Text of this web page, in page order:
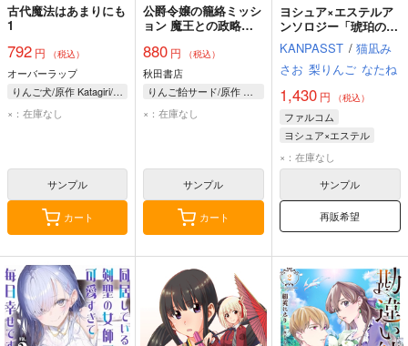
古代魔法はあまりにも
1
792 円 （税込）
オーバーラップ
りんご犬/原作 Katagiri/漫画
×：在庫なし
サンプル
カート
公爵令嬢の籠絡ミッシ
ョン 魔王との政略結
札です!…って、魔王
が女の子の場合はどう
すればいいのですか!?
1
880 円 （税込）
秋田書店
りんご飴サード/原作 川田暁生/漫画
×：在庫なし
サンプル
カート
ヨシュア×エステルア
ンソロジー「琥珀の月
と太陽の向日葵」
KANPASST / 猫凪み
さお 梨りんご なたね
1,430円 （税込）
ファルコム
ヨシュア×エステル
×：在庫なし
サンプル
再販希望